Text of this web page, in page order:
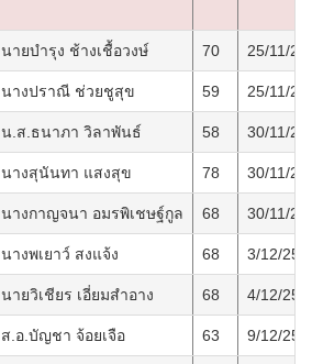
นายบำรุง ช้างเชื้อวงษ์ 70 25/11/
นางปราณี ช่วยชูสุข 59 25/11/
น.ส.ธนาภา วิลาพันธ์ 58 30/11/
นางสุนันทา แสงสุข 78 30/11/
นางกาญจนา อมรพิเชษฐ์กูล 68 30/11/
นางพเยาว์ สงแจ้ง 68 3/12/
นายวิเชียร เอี่ยมสำอาง 68 4/12/
ส.อ.บัญชา จ้อยเจือ 63 9/12/